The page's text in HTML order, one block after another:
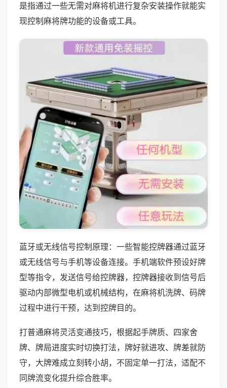
是指通过一些无需对麻将机进行复杂安装操作就能实
现控制麻将牌功能的设备或工具。
蓝牙或无线信号控制原理：一些智能控牌器通过蓝牙
或无线信号与手机等设备连接。手机端软件预设好牌
型等指令，发送信号给控牌器，控牌器接收到信号后
驱动内部微型电机或机械结构，在麻将机洗牌、码牌
过程中进行干预，达到控牌目的。
打普通麻将灵活变通技巧，根据起手牌质、四家舍
牌、牌局进度实时切换打法，牌好就进攻、牌差就防
守，大牌难成立刻转小胡，不固定单一打法，适配不
同牌流变化提升综合胜率。